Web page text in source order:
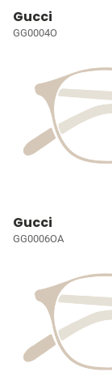
Gucci
GG0004O
Gucci
GG0006OA